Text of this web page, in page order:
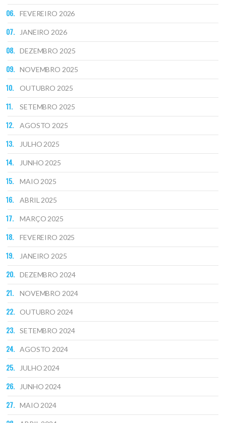
FEVEREIRO 2026
JANEIRO 2026
DEZEMBRO 2025
NOVEMBRO 2025
OUTUBRO 2025
SETEMBRO 2025
AGOSTO 2025
JULHO 2025
JUNHO 2025
MAIO 2025
ABRIL 2025
MARÇO 2025
FEVEREIRO 2025
JANEIRO 2025
DEZEMBRO 2024
NOVEMBRO 2024
OUTUBRO 2024
SETEMBRO 2024
AGOSTO 2024
JULHO 2024
JUNHO 2024
MAIO 2024